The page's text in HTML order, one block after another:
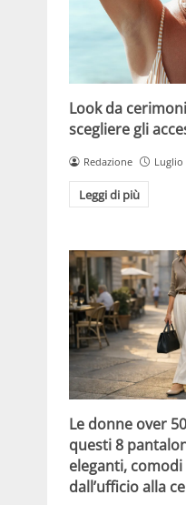
Look da
scegliere gli
Redazione Luglio
Leggi di più
Le donne over
questi 8
eleganti,
dall’ufficio alla